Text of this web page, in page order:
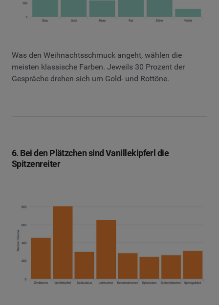
Was den Weihnachtsschmuck angeht, wählen die
meisten klassische Farben. Jeweils 30 Prozent der
Gespräche drehen sich um Gold- und Rottöne.
6. Bei den Plätzchen sind Vanillekipferl die
Spitzenreiter